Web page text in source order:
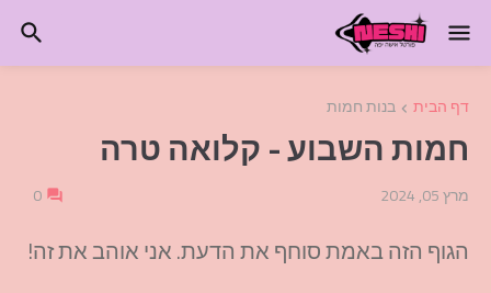
דף הבית בנות חמות
חמות השבוע - קלואה טרה
מרץ 05, 2024 0
הגוף הזה באמת סוחף את הדעת. אני אוהב את זה!